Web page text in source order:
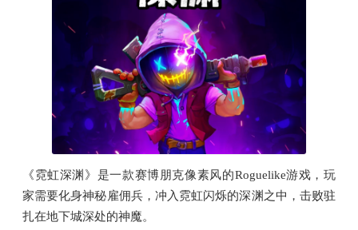
《霓虹深渊》是一款赛博朋克像素风的Roguelike游戏，玩
家需要化身神秘雇佣兵，冲入霓虹闪烁的深渊之中，击败驻
扎在地下城深处的神魔。